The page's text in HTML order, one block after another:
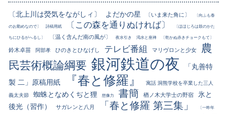
〔北上川は熒気をながしィ〕 よだかの星 〔いま来た角に〕 〔向ふも春
のお勤めなので〕 詩稿用紙 〔この森を通りぬければ〕 〔ほほじろは鼓のかた
ちにひるがへるし〕 〔温く含んだ南の風が〕 夜水引き 渇水と座禅 〔乾かぬ赤きチョークもて〕
鈴木卓苗 阿部孝 ひのきとひなげし テレビ番組 マリヴロンと少女
農
民芸術概論綱要 銀河鉄道の夜
「丸善特
製 二」原稿用紙
『春と修羅』 寓話 洞熊学校を卒業した三人
義太夫節 蜘蛛となめくぢと狸 想像力 書簡 楢ノ木大学士の野宿
氷と
後光（習作）
サガレンと八月 「春と修羅 第三集」 〔一昨年